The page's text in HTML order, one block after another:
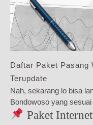
Daftar Paket Pasang
Terupdate
Nah, sekarang lo bisa
Bondowoso yang
Paket